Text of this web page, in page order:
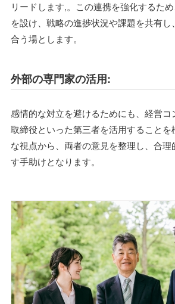
リードします,。この連携を強化するた
を設け、戦略の進捗状況や課題を共有
合う場とします。
外部の専門家の活用:
感情的な対立を避けるためにも、経営
取締役といった第三者を活用することを
な視点から、両者の意見を整理し、合理
す手助けとなります。